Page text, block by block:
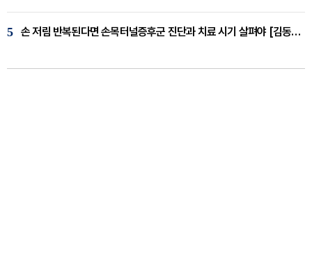
5 손 저림 반복된다면 손목터널증후군 진단과 치료 시기 살펴야 [김동현 원장 칼럼]